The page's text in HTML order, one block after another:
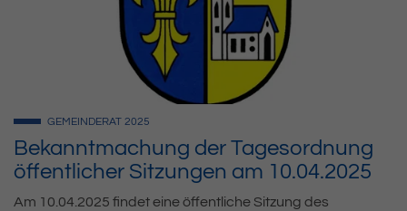
Bekanntmachung der Tagesordnung
öffentlicher Sitzungen am 10.04.2025
GEMEINDERAT 2025
Am 10.04.2025 findet eine öffentliche Sitzung des